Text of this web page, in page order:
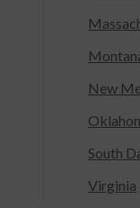
New
South
Virginia